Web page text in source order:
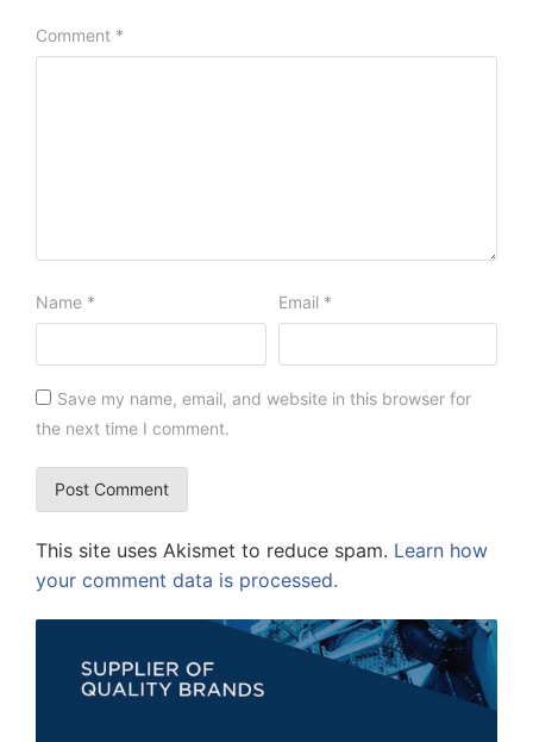
Comment *
Name * Email *
Save my name, email, and website in this browser for
the next time I comment.
This site uses Akismet to reduce spam. Learn how
your comment data is processed.